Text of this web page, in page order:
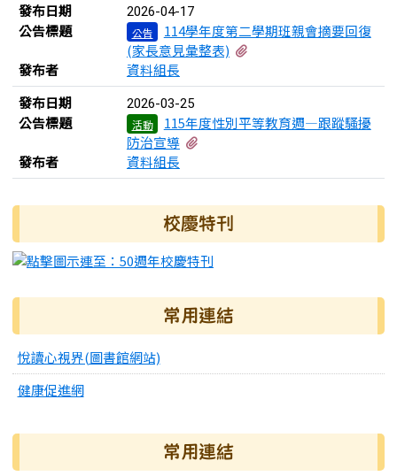
發布日期
2026-04-17
公告標題 公告
114學年度第二學期班親會摘要回復
(家長意見彙整表)
發布者
資料組長
發布日期
2026-03-25
公告標題 活動
115年度性別平等教育週—跟蹤騷擾
防治宣導
發布者
資料組長
右邊區域內容 校慶特刊
常用連結
悅讀心視界(圖書館網站)
健康促進網
常用連結